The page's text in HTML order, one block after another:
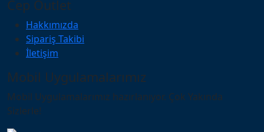
Cep Outlet
Hakkımızda
Sipariş Takibi
İletişim
Mobil Uygulamalarımız
Mobil Uygulamalarımız hazırlanıyor. Çok Yakında
Sizlerle!